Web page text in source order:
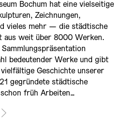
Bochum hat eine vielseitige
Zeichnungen,
vieles mehr — die städtische
aus weit über 8000 Werken.
bedeutender Werke und gibt
Geschichte unserer
gegründete städtische
schon früh Arbeiten…